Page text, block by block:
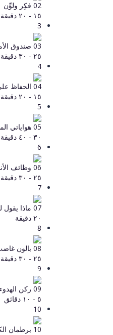
02 فكِر ولوِّن
١٥ - ٢٠ دقيقة
3
03 صندوق الأمانات
٢٥ - ٣٠ دقيقة
4
04 الحفاظ على ممتلكات الآخرين
١٥ - ٢٠ دقيقة
5
05 هواياتي المفضلة
٣٠ - ٤٠ دقيقة
6
06 وظائف الأنبياء
٢٥ - ٣٠ دقيقة
7
07 ماذا يقول لي جسدي؟
٢٠ دقيقة
8
08 بالون غاضب
٢٥ - ٣٠ دقيقة
9
09 ركن الهدوء
٥ - ١٠ دقائق
10
10 برطمان الكلمة الطيبة